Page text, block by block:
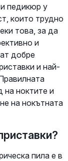
педикюр у
които трудно
това, за да
и
добре
и най-
на ноктите и
на нокътната
пила е в